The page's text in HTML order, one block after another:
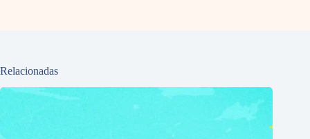
Relacionadas